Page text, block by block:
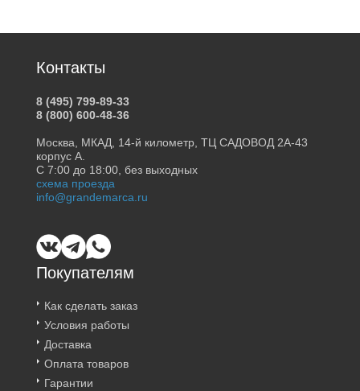
Покупателям
Как сделать заказ
Условия работы
Доставка
Оплата товаров
Гарантии
Контакты
8 (495) 799-89-33
8 (800) 600-48-36
Москва, МКАД, 14-й километр, ТЦ САДОВОД 2А-43
корпус А.
С 7:00 до 18:00, без выходных
схема проезда
info@grandemarca.ru